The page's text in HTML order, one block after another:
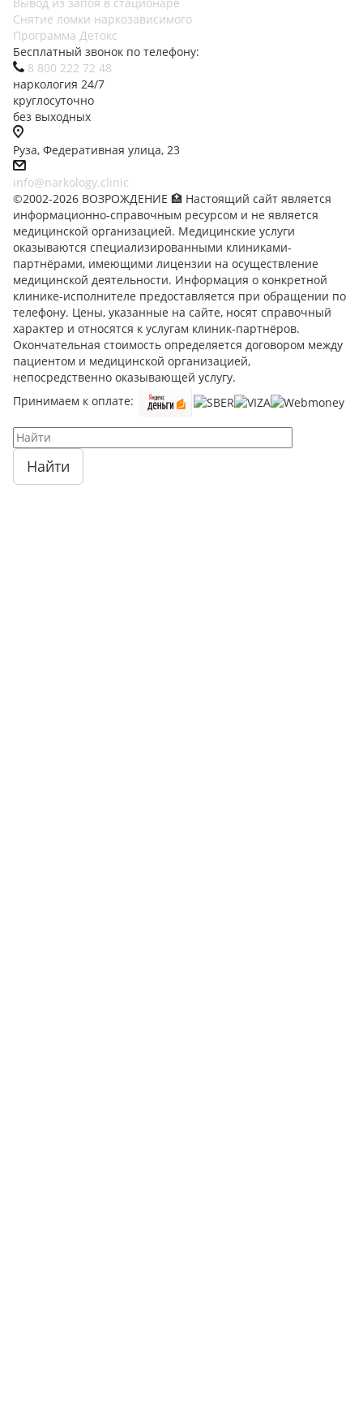
Снятие ломки наркозависимого
Программа Детокс
Бесплатный звонок по телефону:
8 800 222 72 48
наркология 24/7
круглосуточно
без выходных
Руза, Федеративная улица, 23
info@narkology.clinic
©2002-2026 ВОЗРОЖДЕНИЕ 🏥 Настоящий сайт является
информационно-справочным ресурсом и не является
медицинской организацией. Медицинские услуги
оказываются специализированными клиниками-
партнёрами, имеющими лицензии на осуществление
медицинской деятельности. Информация о конкретной
клинике-исполнителе предоставляется при обращении по
телефону. Цены, указанные на сайте, носят справочный
характер и относятся к услугам клиник-партнёров.
Окончательная стоимость определяется договором между
пациентом и медицинской организацией,
непосредственно оказывающей услугу.
Принимаем к оплате:
Найти